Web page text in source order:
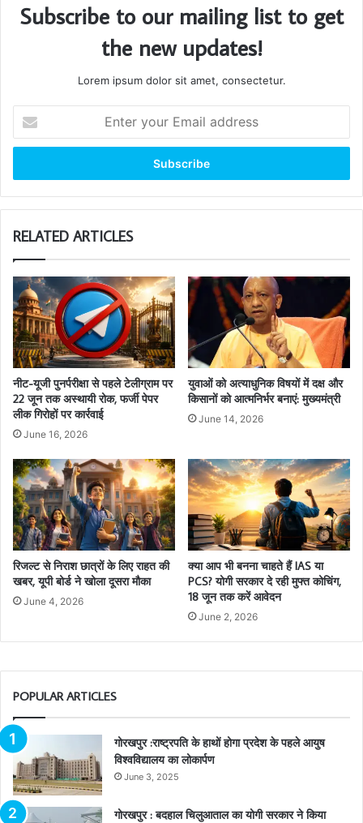
Subscribe to our mailing list to get
the new updates!
Lorem ipsum dolor sit amet, consectetur.
your
Email
RELATED ARTICLES
नीट-यूजी पुनर्परीक्षा से पहले टेलीग्राम पर
22 जून तक अस्थायी रोक, फर्जी पेपर
लीक गिरोहों पर कार्रवाई
June 16, 2026
युवाओं को अत्याधुनिक विषयों में दक्ष और
किसानों को आत्मनिर्भर बनाएं: मुख्यमंत्री
June 14, 2026
रिजल्ट से निराश छात्रों के लिए राहत की
खबर, यूपी बोर्ड ने खोला दूसरा मौका
June 4, 2026
क्या आप भी बनना चाहते हैं IAS या
PCS? योगी सरकार दे रही मुफ्त कोचिंग,
18 जून तक करें आवेदन
June 2, 2026
POPULAR ARTICLES
गोरखपुर :राष्ट्रपति के हाथों होगा प्रदेश के पहले आयुष
विश्वविद्यालय का लोकार्पण
June 3, 2025
गोरखपुर : बदहाल चिलुआताल का योगी सरकार ने किया